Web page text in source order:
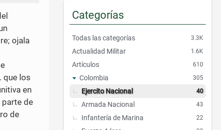
ojala
que los
en
parte de
de
Categorías
3.3K
Todas las categorías
1.6K
Actualidad Militar
610
Artículos
305
Colombia
40
Ejercito Nacional
43
Armada Nacional
22
Infantería de Marina